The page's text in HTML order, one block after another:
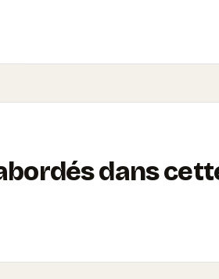
dans